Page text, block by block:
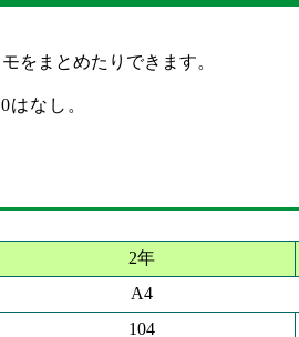
をまとめたりできます。
なし。
2年
A4
104